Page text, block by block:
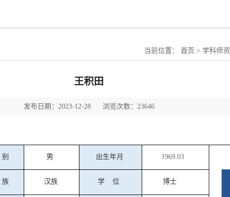
当前位置： 首页 > 学科师资
王积田
发布日期：2023-12-28 浏览次数：23646
别 男 出生年月 1969.03
族 汉族 学 位 博士